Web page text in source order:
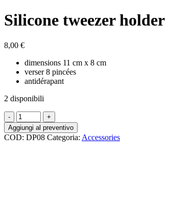
Silicone tweezer holder
8,00 €
dimensions 11 cm x 8 cm
verser 8 pincées
antidérapant
2 disponibili
Silicone
tweezer
holder
quantità
Aggiungi al preventivo
COD: DP08 Categoria: Accessories